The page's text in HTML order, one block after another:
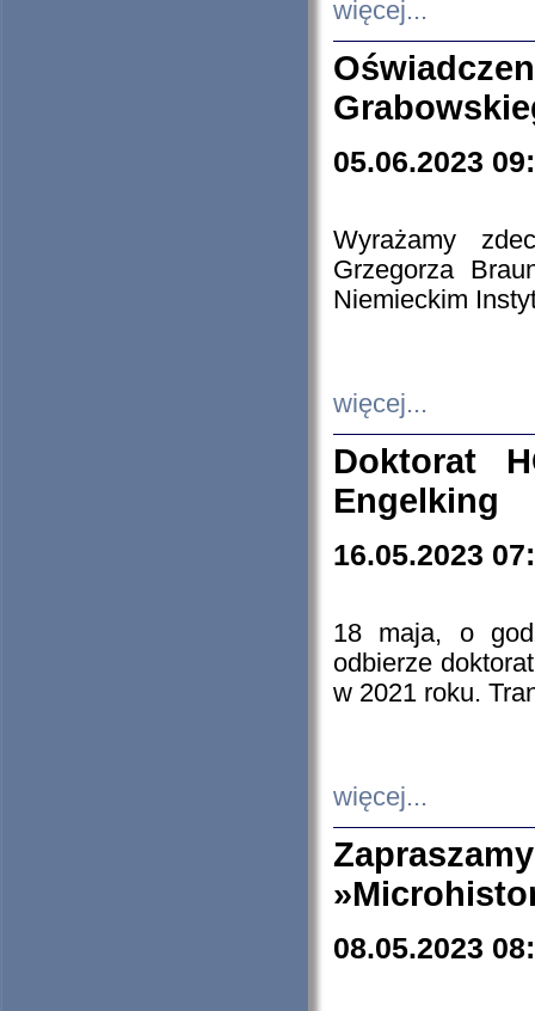
więcej...
05.06.2023
Wyrażamy
Grzegorza
Niemieckim
więcej...
Doktorat
Engelking
16.05.2023
18 maja, o
odbierze
w 2021 roku.
więcej...
08.05.2023